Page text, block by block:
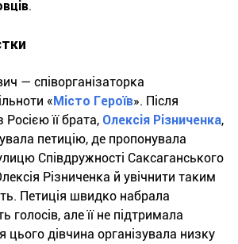
.
— співорганізаторка
«Місто Героїв». Після
Росією її брата, Олексія Різниченка,
петицію, де пропонувала
Співдружності Саксаганського
Різниченка й увічнити таким
Петиція швидко набрала
голосів, але її не підтримала
цього дівчина організувала низку